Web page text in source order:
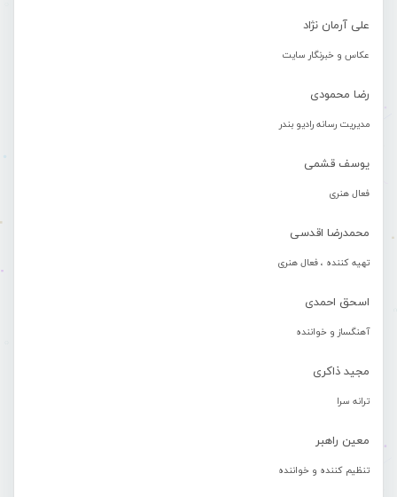
علی آرمان نژاد
عکاس و خبرنگار سایت
رضا محمودی
مدیریت رسانه رادیو بندر
یوسف قشمی
فعال هنری
محمدرضا اقدسی
تهیه کننده ، فعال هنری
اسحق احمدی
آهنگساز و خواننده
مجید ذاکری
ترانه سرا
معین راهبر
تنظیم کننده و خواننده